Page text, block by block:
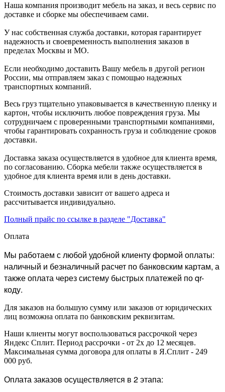
Наша компания производит мебель на заказ, и весь сервис по
доставке и сборке мы обеспечиваем сами.
У нас собственная служба доставки, которая гарантирует
надежность и своевременность выполнения заказов в
пределах Москвы и МО.
Если необходимо доставить Вашу мебель в другой регион
России, мы отправляем заказ с помощью надежных
транспортных компаний.
Весь груз тщательно упаковывается в качественную пленку и
картон, чтобы исключить любое повреждения груза. Мы
сотрудничаем с проверенными транспортными компаниями,
чтобы гарантировать сохранность груза и соблюдение сроков
доставки.
Доставка заказа осуществляется в удобное для клиента время,
по согласованию. Сборка мебели также осуществляется в
удобное для клиента время или в день доставки.
Стоимость доставки зависит от вашего адреса и
рассчитывается индивидуально.
Полный прайс по ссылке в разделе "Доставка"
Оплата
Мы работаем с любой удобной клиенту формой оплаты:
наличный и безналичный расчет по банковским картам, а
также оплата через систему быстрых платежей по qr-
коду.
Для заказов на большую сумму или заказов от юридических
лиц возможна оплата по банковским реквизитам.
Наши клиенты могут воспользоваться рассрочкой через
Яндекс Сплит. Период рассрочки - от 2х до 12 месяцев.
Максимальная сумма договора для оплаты в Я.Сплит - 249
000 руб.
Оплата заказов осуществляется в 2 этапа: